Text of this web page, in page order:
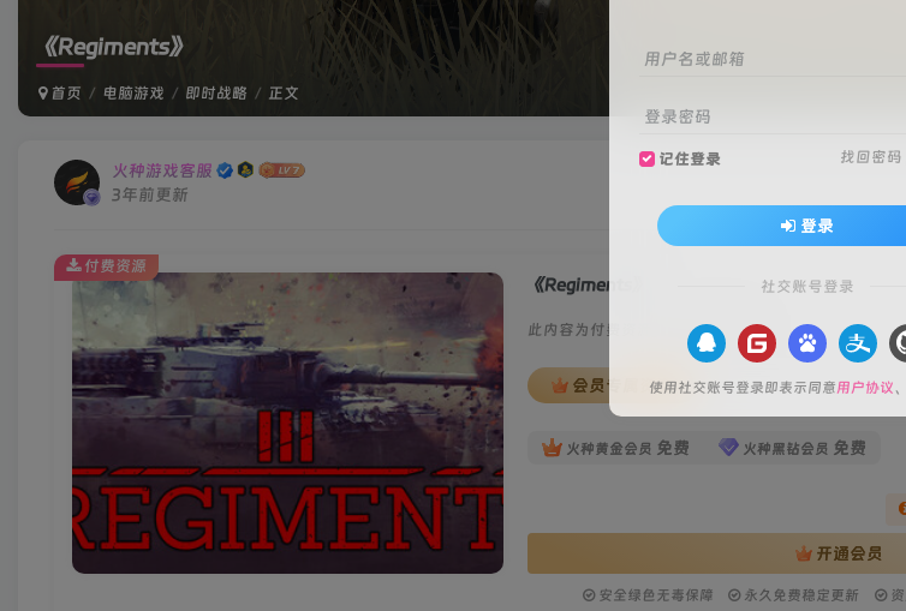
《Regiments》
首页 电脑游戏 即时战略 正文
火种游戏客服
3年前更新
《Regiments》
此内容为付费资源，请付费后查看
会员专属资源
火种黄金会员 免费 火种黑钻会员 免费
开通会员
安全绿色无毒保障 永久免费稳定更新
付费资源
用户名或邮箱
登录密码
记住登录 找回密码
登录
社交账号登录
使用社交账号登录即表示同意用户协议、